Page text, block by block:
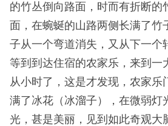
的竹丛倒向路面，时而有折断的
面，在蜿蜒的山路两侧长满了竹
子从一个弯道消失，又从下一个
等到到达住宿的农家乐，来到一
从小时了，这是才发现，农家乐
满了冰花（冰溜子），在微弱灯
光，甚是美丽，见到如此奇观大